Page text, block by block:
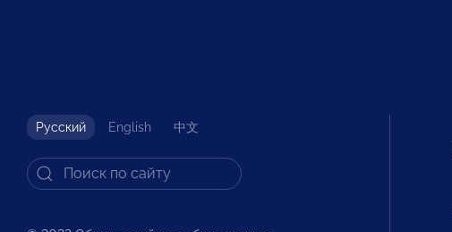
Русский English 中文